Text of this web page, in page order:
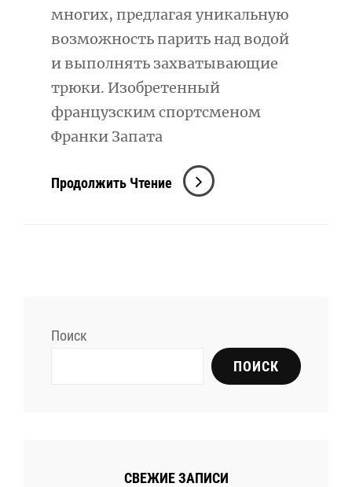
многих, предлагая уникальную
возможность парить над водой
и выполнять захватывающие
трюки. Изобретенный
французским спортсменом
Франки Запата
Продолжить Чтение Флайборд
Это:
Поиск
ПОИСК
СВЕЖИЕ ЗАПИСИ